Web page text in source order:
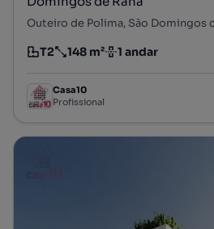
Outeiro de Polima, São Domingos
Tipologia
T2
Preço por metro quadrado
148 m²
Andar 1 andar
Casa10
Profissional